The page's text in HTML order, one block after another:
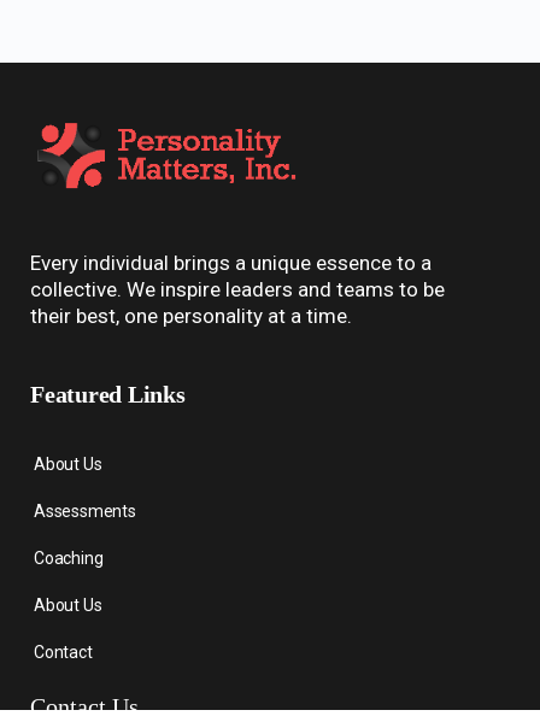
Every individual brings a unique essence to a
collective. We inspire leaders and teams to be
their best, one personality at a time.
Featured Links
About Us
Assessments
Coaching
About Us
Contact
Contact Us